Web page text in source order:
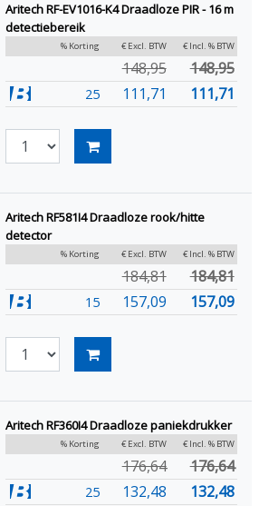
Aritech RF-EV1016-K4 Draadloze PIR - 16 m
detectiebereik
% Korting € Excl. BTW € Incl. % BTW
148,95 148,95
25 111,71 111,71
Aritech RF581I4 Draadloze rook/hitte
detector
% Korting € Excl. BTW € Incl. % BTW
184,81 184,81
15 157,09 157,09
Aritech RF360I4 Draadloze paniekdrukker
% Korting € Excl. BTW € Incl. % BTW
176,64 176,64
25 132,48 132,48